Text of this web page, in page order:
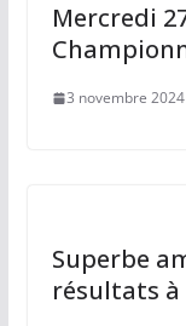
Mercredi
3 novembre 2024
Superbe
résultats à